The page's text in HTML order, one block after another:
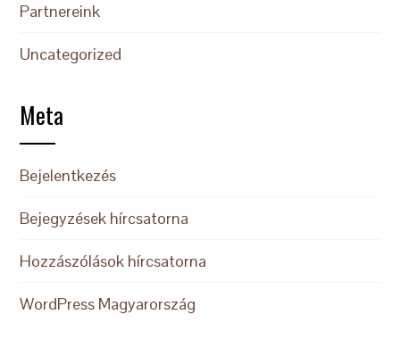
Partnereink
Uncategorized
Meta
Bejelentkezés
Bejegyzések hírcsatorna
Hozzászólások hírcsatorna
WordPress Magyarország